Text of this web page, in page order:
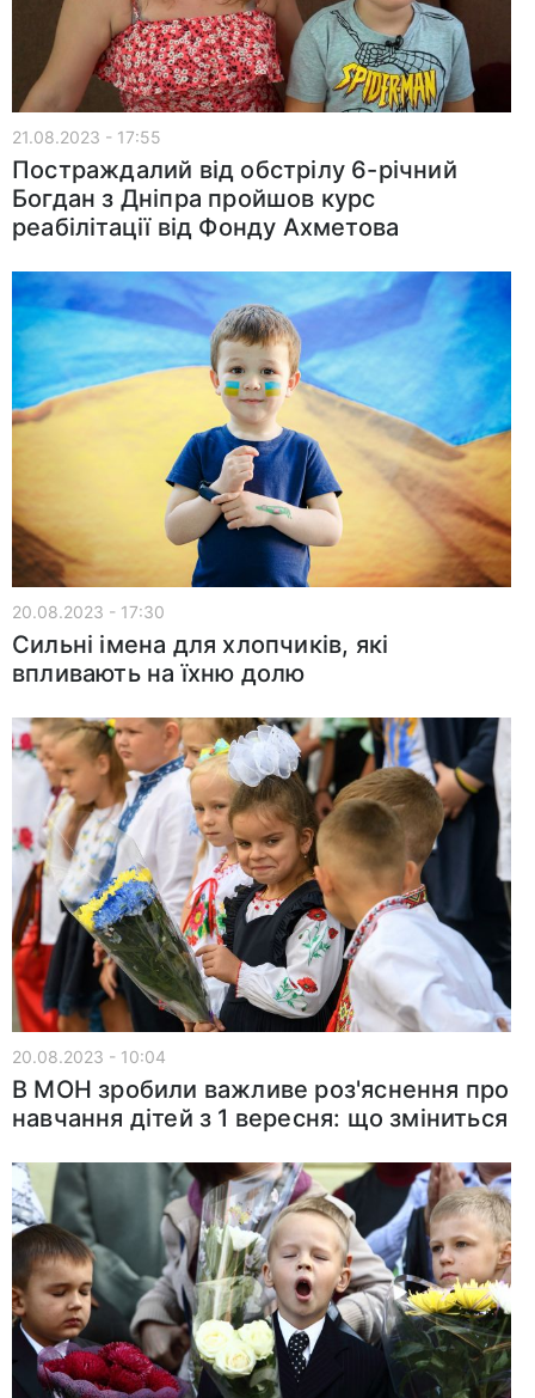
21.08.2023 - 17:55
Постраждалий від обстрілу 6-річний
Богдан з Дніпра пройшов курс
реабілітації від Фонду Ахметова
20.08.2023 - 17:30
Сильні імена для хлопчиків, які
впливають на їхню долю
20.08.2023 - 10:04
В МОН зробили важливе роз'яснення про
навчання дітей з 1 вересня: що зміниться